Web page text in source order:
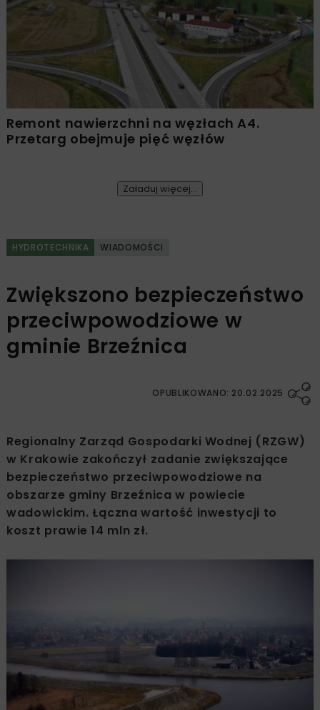
Remont nawierzchni na węzłach A4.
Przetarg obejmuje pięć węzłów
Załaduj więcej...
HYDROTECHNIKA WIADOMOŚCI
Zwiększono bezpieczeństwo
przeciwpowodziowe w
gminie Brzeźnica
OPUBLIKOWANO: 20.02.2025
Regionalny Zarząd Gospodarki Wodnej (RZGW)
w Krakowie zakończył zadanie zwiększające
bezpieczeństwo przeciwpowodziowe na
obszarze gminy Brzeźnica w powiecie
wadowickim. Łączna wartość inwestycji to
koszt prawie 14 mln zł.